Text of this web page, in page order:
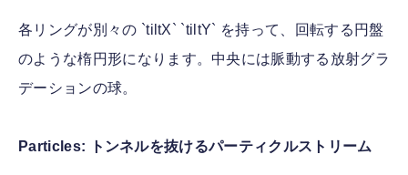
各リングが別々の `tiltX` `tiltY` を持って、回転する円盤
のような楕円形になります。中央には脈動する放射グラ
デーションの球。
Particles: トンネルを抜けるパーティクルストリーム